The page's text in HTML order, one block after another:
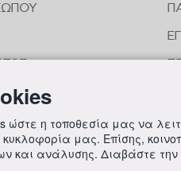
ΜΥΤΗΣ
ώστε η τοποθεσία μας να
μας. Επίσης,
και ανάλυσης. Διαβάστε την